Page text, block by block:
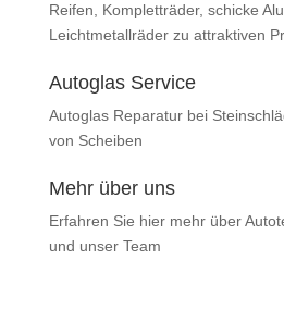
Reifen, Kompletträder, schicke
Leichtmetallräder zu attraktiven
Autoglas Service
Autoglas Reparatur bei
von Scheiben
Mehr über uns
Erfahren Sie hier mehr über
und unser Team